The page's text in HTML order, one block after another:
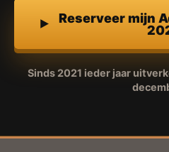
Reserveer mijn
Sinds 2021 ieder jaar